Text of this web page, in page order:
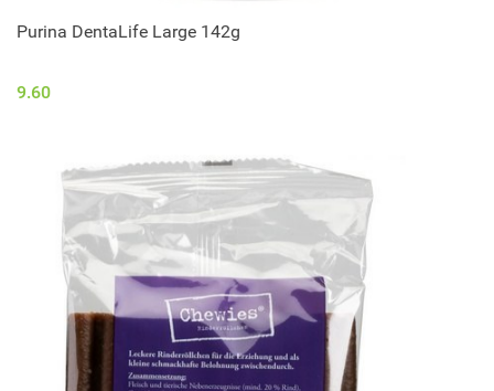
Purina DentaLife Large 142g
9.60